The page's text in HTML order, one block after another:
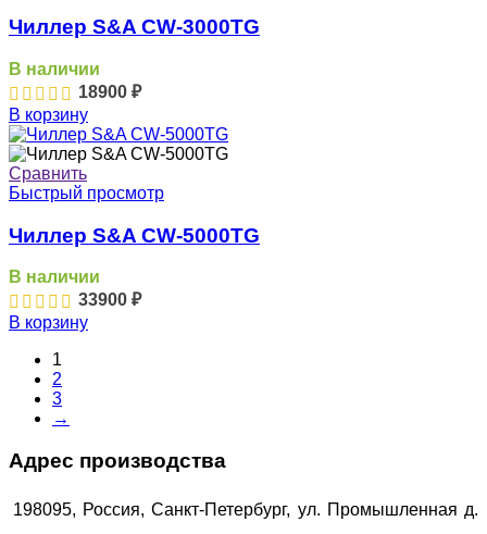
Чиллер S&A CW-3000TG
В наличии
18900 ₽
В корзину
Сравнить
Быстрый просмотр
Чиллер S&A CW-5000TG
В наличии
33900 ₽
В корзину
1
2
3
→
Адрес производства
198095, Россия, Санкт-Петербург, ул. Промышленная д.